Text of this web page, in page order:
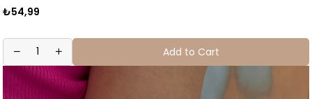
₺54,99
Add to Cart